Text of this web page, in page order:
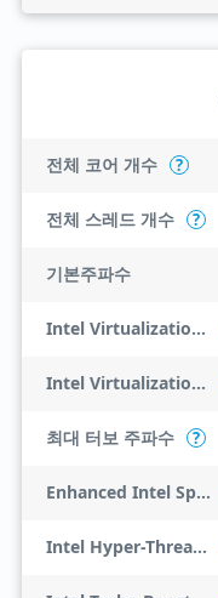
전체 코어 개수 ?
전체 스레드 개수 ?
기본주파수
Intel Virtualization Technology (VT-x)
Intel Virtualization Technology for Directed I/O (VT-d)
최대 터보 주파수 ?
Enhanced Intel SpeedStep Technology
Intel Hyper-Threading Technology